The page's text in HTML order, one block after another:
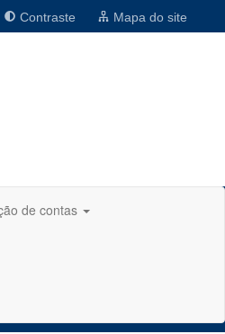
Contraste Mapa do site
de contas